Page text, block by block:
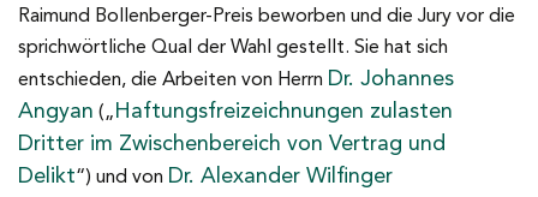
Raimund Bollenberger-Preis beworben und die Jury vor die
sprichwörtliche Qual der Wahl gestellt. Sie hat sich
entschieden, die Arbeiten von Herrn Dr. Johannes
Angyan („ Haftungsfreizeichnungen zulasten
Dritter im Zwischenbereich von Vertrag und
Delikt“) und von Dr. Alexander Wilfinger